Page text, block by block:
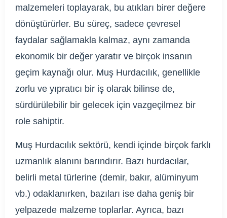
malzemeleri toplayarak, bu atıkları birer değere
dönüştürürler. Bu süreç, sadece çevresel
faydalar sağlamakla kalmaz, aynı zamanda
ekonomik bir değer yaratır ve birçok insanın
geçim kaynağı olur. Muş Hurdacılık, genellikle
zorlu ve yıpratıcı bir iş olarak bilinse de,
sürdürülebilir bir gelecek için vazgeçilmez bir
role sahiptir.
Muş Hurdacılık sektörü, kendi içinde birçok farklı
uzmanlık alanını barındırır. Bazı hurdacılar,
belirli metal türlerine (demir, bakır, alüminyum
vb.) odaklanırken, bazıları ise daha geniş bir
yelpazede malzeme toplarlar. Ayrıca, bazı